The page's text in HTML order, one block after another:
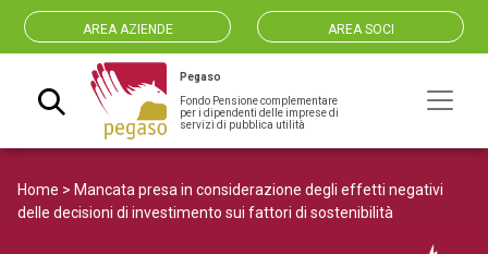
AREA AZIENDE AREA SOCI
Navigazione principale
Pegaso
Fondo Pensione complementare
per i dipendenti delle imprese di
servizi di pubblica utilità
Home > Mancata presa in considerazione degli effetti negativi
delle decisioni di investimento sui fattori di sostenibilità